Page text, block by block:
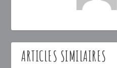
ARTICLES SIMILAIRES